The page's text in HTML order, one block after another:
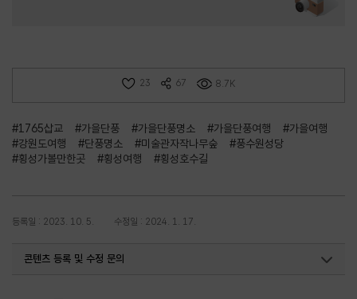
23 67 8.7K
#1765삽교 #가을단풍 #가을단풍명소 #가을단풍여행
#가을여행
#강원도여행
#단풍명소 #미술관자작나무숲
#풍수원성당
#횡성가볼만한곳
#횡성여행 #횡성호수길
등록일 : 2023. 10. 5. 수정일 : 2024. 1. 17.
콘텐츠 등록 및 수정 문의